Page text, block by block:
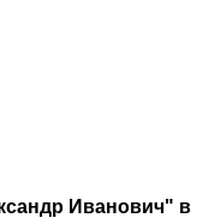
Иванович" в